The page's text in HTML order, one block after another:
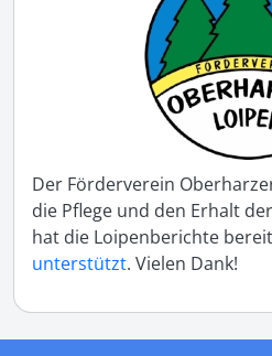
Der Förderverein
die Pflege und den Erhalt
hat die Loipenberichte
unterstützt. Vielen Dank!